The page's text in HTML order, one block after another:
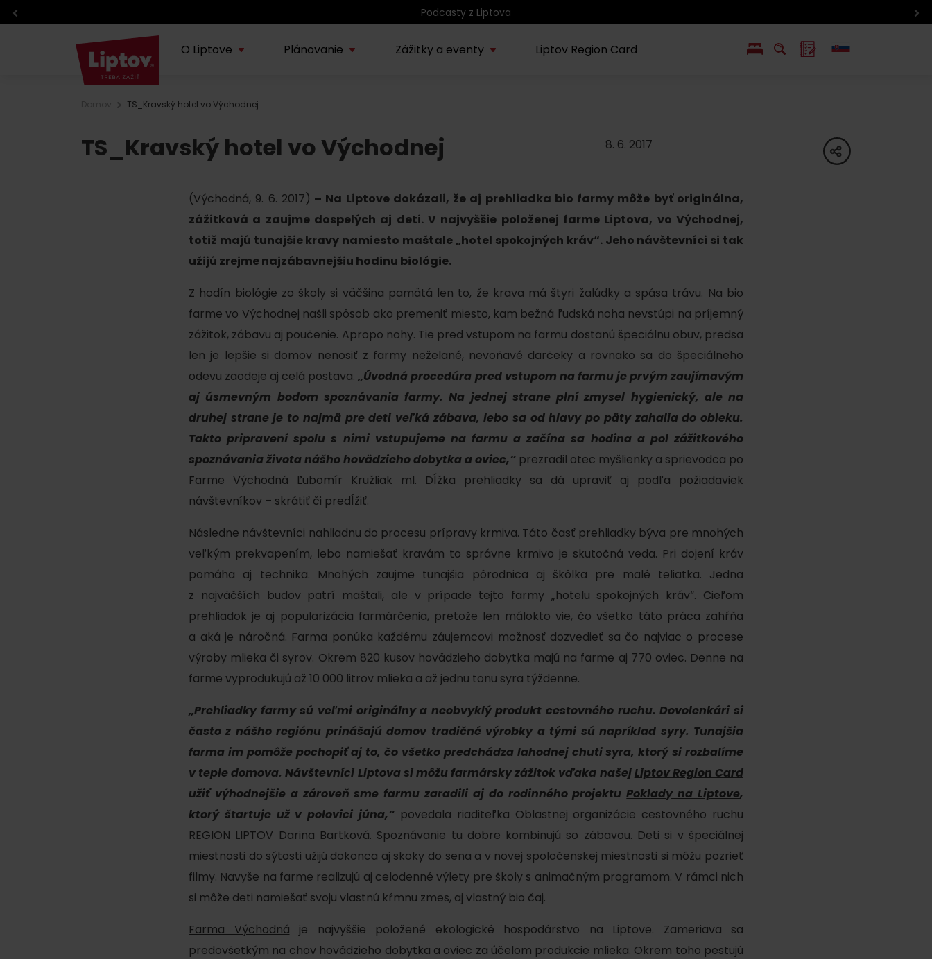
Podcasty z Liptova
O Liptove
O regióne
TOP z regiónu
Liptov
VIAC O REGIÓNE
Plánovanie
Plánovanie dovolenky
TOP atrakcie
Počasie a kamery
Požičovne a servisy
Plánovanie pre firmy
Liptove
ZOZNAM INFOCENTIER
Naplánuj si dovolenku
Pobytové balíky
Rezervuj si izby
Kempovanie
So zľavami
Program pre zamestnancov
Konferenčné priestory
Teambuildingy
No data found for this source. No data found for this source.
poklad? Nájdi ho s
Liptov Region Card!
Zážitky a eventy
Zážitky
Športy
Liptov s deťmi
Regionálne výrobky
08.
2026
20. Cvyklo pohár 2026
AUG
15.
Vodný park Tatralandia
Tropická noc v
Tatralandii – letný
AUG
08.
Demänovská Dolina
Leto pod Chopkom
VŠETKY PODUJATIA
Letné športy
Turistika
Cyklistika
Vodné športy
Nordic walking
Zimné športy
Lyžovanie
Skialpinizmus
Zimná turistika
Vyber si typ zážitku
Všetky
Vodné aktivity
História a kultúra
Ak ti škvŕka v bruchu
Reštaurácie
Pivovary a vinárne
Salaše a koliby
Zimu a leto na Liptove
spoja športy
Kde sa nachádza
poklad? Nájdi ho s
Liptov Region Card!
Voda, sneh a aktivity
Liptov Region Card
TS_Kravský hotel vo Východnej
share
TS_Kravský hotel vo Východnej 8. 6. 2017
(Východná, 9. 6. 2017) – Na Liptove dokázali, že aj prehliadka bio farmy môže byť originálna,
zážitková a zaujme dospelých aj deti. V najvyššie položenej farme Liptova, vo Východnej,
totiž majú tunajšie kravy namiesto maštale „hotel spokojných kráv“. Jeho návštevníci si tak
užijú zrejme najzábavnejšiu hodinu biológie.
Z hodín biológie zo školy si väčšina pamätá len to, že krava má štyri žalúdky a spása trávu. Na bio
farme vo Východnej našli spôsob ako premeniť miesto, kam bežná ľudská noha nevstúpi na príjemný
zážitok, zábavu aj poučenie. Apropo nohy. Tie pred vstupom na farmu dostanú špeciálnu obuv, predsa
len je lepšie si domov nenosiť z farmy neželané, nevoňavé darčeky a rovnako sa do špeciálneho
odevu zaodeje aj celá postava.„Úvodná procedúra pred vstupom na farmu je prvým zaujímavým
aj úsmevným bodom spoznávania farmy. Na jednej strane plní zmysel hygienický, ale na
druhej strane je to najmä pre deti veľká zábava, lebo sa od hlavy po päty zahalia do obleku.
Takto pripravení spolu s nimi vstupujeme na farmu a začína sa hodina a pol zážitkového
spoznávania života nášho hovädzieho dobytka a oviec,“ prezradil otec myšlienky a sprievodca po
Farme Východná Ľubomír Kružliak ml. Dĺžka prehliadky sa dá upraviť aj podľa požiadaviek
návštevníkov – skrátiť či predĺžiť.
Následne návštevníci nahliadnu do procesu prípravy krmiva. Táto časť prehliadky býva pre mnohých
veľkým prekvapením, lebo namiešať kravám to správne krmivo je skutočná veda. Pri dojení kráv
pomáha aj technika. Mnohých zaujme tunajšia pôrodnica aj škôlka pre malé teliatka. Jedna
z najväčších budov patrí maštali, ale v prípade tejto farmy „hotelu spokojných kráv“. Cieľom
prehliadok je aj popularizácia farmárčenia, pretože len málokto vie, čo všetko táto práca zahŕňa
a aká je náročná. Farma ponúka každému záujemcovi možnosť dozvedieť sa čo najviac o procese
výroby mlieka či syrov. Okrem 820 kusov hovädzieho dobytka majú na farme aj 770 oviec. Denne na
farme vyprodukujú až 10 000 litrov mlieka a až jednu tonu syra týždenne.
„Prehliadky farmy sú veľmi originálny a neobvyklý produkt cestovného ruchu. Dovolenkári si
často z nášho regiónu prinášajú domov tradičné výrobky a tými sú napríklad syry. Tunajšia
farma im pomôže pochopiť aj to, čo všetko predchádza lahodnej chuti syra, ktorý si rozbalíme
v teple domova. Návštevníci Liptova si môžu farmársky zážitok vďaka našejLiptov Region Card
užiť výhodnejšie a zároveň sme farmu zaradili aj do rodinného projektuPoklady na Liptove,
ktorý štartuje už v polovici júna,“ povedala riaditeľka Oblastnej organizácie cestovného ruchu
REGION LIPTOV Darina Bartková. Spoznávanie tu dobre kombinujú so zábavou. Deti si v špeciálnej
miestnosti do sýtosti užijú dokonca aj skoky do sena a v novej spoločenskej miestnosti si môžu pozrieť
filmy. Navyše na farme realizujú aj celodenné výlety pre školy s animačným programom. V rámci nich
si môže deti namiešať svoju vlastnú kŕmnu zmes, aj vlastný bio čaj.
Farma Východná je najvyššie položené ekologické hospodárstvo na Liptove. Zameriava sa
predovšetkým na chov hovädzieho dobytka a oviec za účelom produkcie mlieka. Okrem toho pestujú